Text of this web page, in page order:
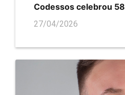
Codessos celebrou
27/04/2026